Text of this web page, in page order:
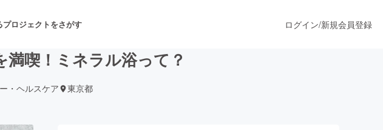
プロジェクトをさがす ログイン/新規会員登録
喫！ミネラル浴って？
・ヘルスケア 東京都